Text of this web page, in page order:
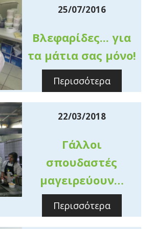
25/07/2016
Βλεφαρίδες... για
τα μάτια σας μόνο!
Περισσότερα
22/03/2018
Γάλλοι
σπουδαστές
μαγειρεύουν…
Περισσότερα